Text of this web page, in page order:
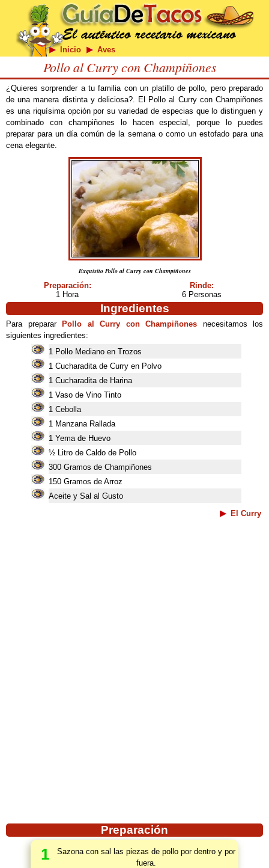
Inicio Aves
Pollo al Curry con Champiñones
¿Quieres sorprender a tu familia con un platillo de pollo, pero preparado
de una manera distinta y deliciosa?. El Pollo al Curry con Champiñones
es una riquísima opción por su variedad de especias que lo distinguen y
combinado con champiñones lo hacen especial, porque lo puedes
preparar para un día común de la semana o como un estofado para una
cena elegante.
Exquisito Pollo al Curry con Champiñones
Preparación:
1 Hora
Rinde:
6 Personas
Ingredientes
Para preparar Pollo al Curry con Champiñones necesitamos los
siguientes ingredientes:
1 Pollo Mediano en Trozos
1 Cucharadita de Curry en Polvo
1 Cucharadita de Harina
1 Vaso de Vino Tinto
1 Cebolla
1 Manzana Rallada
1 Yema de Huevo
½ Litro de Caldo de Pollo
300 Gramos de Champiñones
150 Gramos de Arroz
Aceite y Sal al Gusto
El Curry
Preparación
1
Sazona con sal las piezas de pollo por dentro y por
fuera.